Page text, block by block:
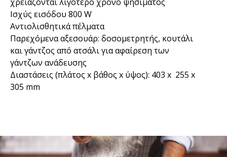
Ισχύς εισόδου 800 W
Αντιολισθητικά πέλματα
Παρεχόμενα αξεσουάρ: δοσομετρητής, κουτάλι
και γάντζος από ατσάλι για αφαίρεση των
γάντζων ανάδευσης
Διαστάσεις (πλάτος x βάθος x ύψος): 403 x 255 x
305 mm